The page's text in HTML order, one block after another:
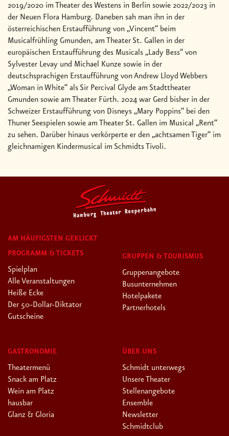
2019/2020 im Theater des Westens in Berlin sowie 2022/2023 in
der Neuen Flora Hamburg. Daneben sah man ihn in der
österreichischen Erstaufführung von „Vincent“ beim
Musicalfrühling Gmunden, am Theater St. Gallen in der
europäischen Erstaufführung des Musicals „Lady Bess“ von
Sylvester Levay und Michael Kunze sowie in der
deutschsprachigen Erstaufführung von Andrew Lloyd Webbers
„Woman in White“ als Sir Percival Glyde am Stadttheater
Gmunden sowie am Theater Fürth. 2024 war Gerd bisher in der
Schweizer Erstaufführung von Disneys „Mary Poppins“ bei den
Thuner Seespielen sowie am Theater St. Gallen im Musical „Rent“
zu sehen. Darüber hinaus verkörperte er den „achtsamen Tiger“ im
gleichnamigen Kindermusical im Schmidts Tivoli.
AM HÄUFIGSTEN GEKLICKT
PROGRAMM & TICKETS
Spielplan
Alle Veranstaltungen
Heiße Ecke
Der 50-Dollar-Diktator
Gutscheine
GRUPPEN & TOURISMUS
Gruppenangebote
Busunternehmen
Hotelpakete
Partnerhotels
GASTRONOMIE
Theatermenü
Snack am Platz
Wein am Platz
hausbar
Glanz & Gloria
ÜBER UNS
Schmidt unterwegs
Unsere Theater
Stellenangebote
Ensemble
Newsletter
Schmidtclub